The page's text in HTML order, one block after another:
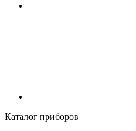
Каталог приборов